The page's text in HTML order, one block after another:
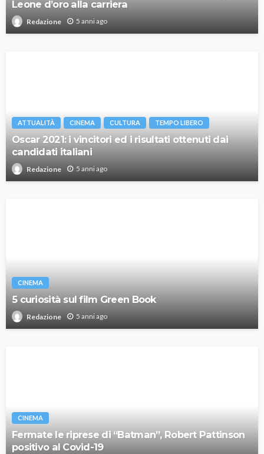
Leone d’oro alla carriera
Redazione 5 anni ago
ATTUALITÀ CINEMA CULTURA TEMPO LIBERO
Oscar 2021: i vincitori ed i risultati ottenuti dai
candidati italiani
Redazione 5 anni ago
CINEMA
5 curiosità sul film Green Book
Redazione 5 anni ago
CINEMA
Fermate le riprese di “Batman”, Robert Pattinson
positivo al Covid-19